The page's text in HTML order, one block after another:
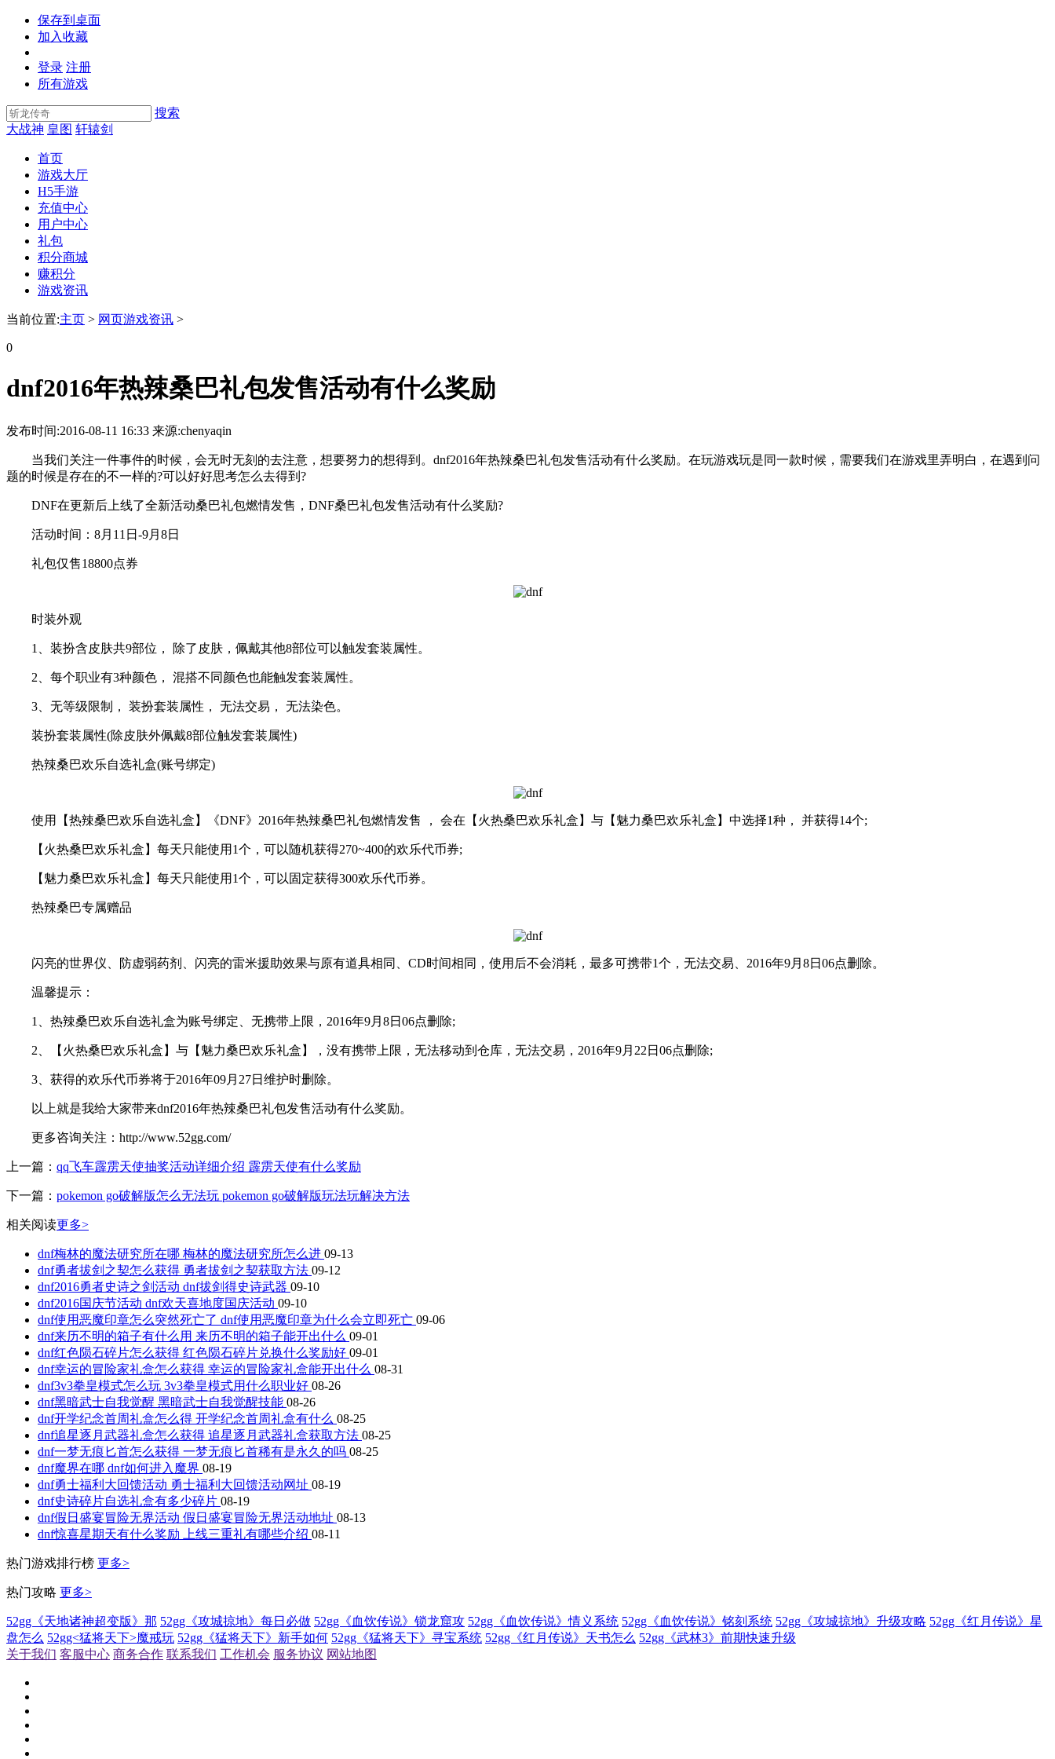
保存到桌面
加入收藏
登录 注册
所有游戏
搜索
大战神 皇图 轩辕剑
首页
游戏大厅
H5手游
充值中心
用户中心
礼包
积分商城
赚积分
游戏资讯
当前位置:主页 > 网页游戏资讯 >
0
dnf2016年热辣桑巴礼包发售活动有什么奖励
发布时间:2016-08-11 16:33 来源:chenyaqin
当我们关注一件事件的时候，会无时无刻的去注意，想要努力的想得到。dnf2016年热辣桑巴礼包发售活动有什么奖励。在玩游戏玩是同一款时候，需要我们在游戏里弄明白，在遇到问
题的时候是存在的不一样的?可以好好思考怎么去得到?
DNF在更新后上线了全新活动桑巴礼包燃情发售，DNF桑巴礼包发售活动有什么奖励?
活动时间：8月11日-9月8日
礼包仅售18800点券
时装外观
1、装扮含皮肤共9部位， 除了皮肤，佩戴其他8部位可以触发套装属性。
2、每个职业有3种颜色， 混搭不同颜色也能触发套装属性。
3、无等级限制， 装扮套装属性， 无法交易， 无法染色。
装扮套装属性(除皮肤外佩戴8部位触发套装属性)
热辣桑巴欢乐自选礼盒(账号绑定)
使用【热辣桑巴欢乐自选礼盒】《DNF》2016年热辣桑巴礼包燃情发售 ， 会在【火热桑巴欢乐礼盒】与【魅力桑巴欢乐礼盒】中选择1种， 并获得14个;
【火热桑巴欢乐礼盒】每天只能使用1个，可以随机获得270~400的欢乐代币券;
【魅力桑巴欢乐礼盒】每天只能使用1个，可以固定获得300欢乐代币券。
热辣桑巴专属赠品
闪亮的世界仪、防虚弱药剂、闪亮的雷米援助效果与原有道具相同、CD时间相同，使用后不会消耗，最多可携带1个，无法交易、2016年9月8日06点删除。
温馨提示：
1、热辣桑巴欢乐自选礼盒为账号绑定、无携带上限，2016年9月8日06点删除;
2、【火热桑巴欢乐礼盒】与【魅力桑巴欢乐礼盒】，没有携带上限，无法移动到仓库，无法交易，2016年9月22日06点删除;
3、获得的欢乐代币券将于2016年09月27日维护时删除。
以上就是我给大家带来dnf2016年热辣桑巴礼包发售活动有什么奖励。
更多咨询关注：http://www.52gg.com/
上一篇： qq飞车霹雳天使抽奖活动详细介绍 霹雳天使有什么奖励
下一篇： pokemon go破解版怎么无法玩 pokemon go破解版玩法玩解决方法
相关阅读更多>
dnf梅林的魔法研究所在哪 梅林的魔法研究所怎么进 09-13
dnf勇者拔剑之契怎么获得 勇者拔剑之契获取方法 09-12
dnf2016勇者史诗之剑活动 dnf拔剑得史诗武器 09-10
dnf2016国庆节活动 dnf欢天喜地度国庆活动 09-10
dnf使用恶魔印章怎么突然死亡了 dnf使用恶魔印章为什么会立即死亡 09-06
dnf来历不明的箱子有什么用 来历不明的箱子能开出什么 09-01
dnf红色陨石碎片怎么获得 红色陨石碎片兑换什么奖励好 09-01
dnf幸运的冒险家礼盒怎么获得 幸运的冒险家礼盒能开出什么 08-31
dnf3v3拳皇模式怎么玩 3v3拳皇模式用什么职业好 08-26
dnf黑暗武士自我觉醒 黑暗武士自我觉醒技能 08-26
dnf开学纪念首周礼盒怎么得 开学纪念首周礼盒有什么 08-25
dnf追星逐月武器礼盒怎么获得 追星逐月武器礼盒获取方法 08-25
dnf一梦无痕匕首怎么获得 一梦无痕匕首稀有是永久的吗 08-25
dnf魔界在哪 dnf如何进入魔界 08-19
dnf勇士福利大回馈活动 勇士福利大回馈活动网址 08-19
dnf史诗碎片自选礼盒有多少碎片 08-19
dnf假日盛宴冒险无界活动 假日盛宴冒险无界活动地址 08-13
dnf惊喜星期天有什么奖励 上线三重礼有哪些介绍 08-11
热门游戏排行榜 更多>
热门攻略 更多>
52gg《天地诸神超变版》那 52gg《攻城掠地》每日必做 52gg《血饮传说》锁龙窟攻 52gg《血饮传说》情义系统 52gg《血饮传说》铭刻系统 52gg《攻城掠地》升级攻略 52gg《红月传说》星
盘怎么 52gg<猛将天下>魔戒玩 52gg《猛将天下》新手如何 52gg《猛将天下》寻宝系统 52gg《红月传说》天书怎么 52gg《武林3》前期快速升级
关于我们 客服中心 商务合作 联系我们 工作机会 服务协议 网站地图